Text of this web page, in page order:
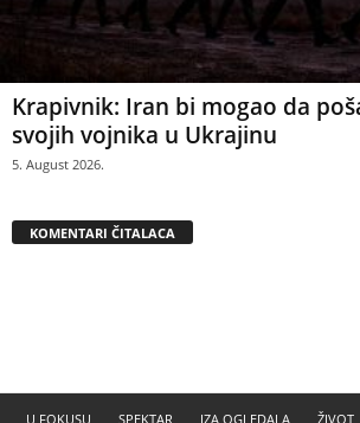
Krapivnik: Iran bi mogao da
svojih vojnika u Ukrajinu
5. August 2026.
KOMENTARI ČITALACA
U FOKUSU SPEKTAR IZA OGLEDALA ŽIVOT